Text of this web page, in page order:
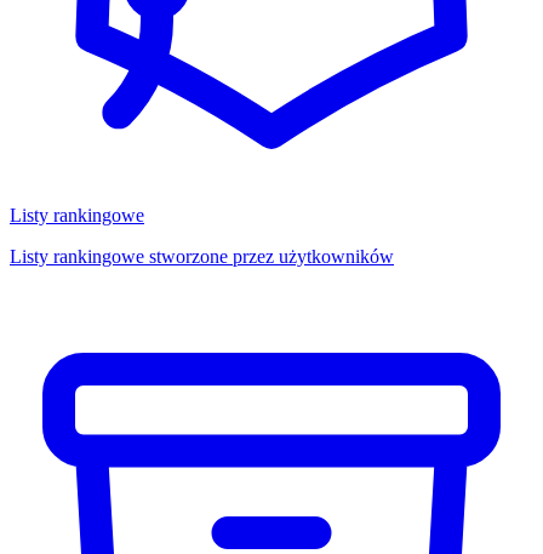
Listy rankingowe
Listy rankingowe stworzone przez użytkowników